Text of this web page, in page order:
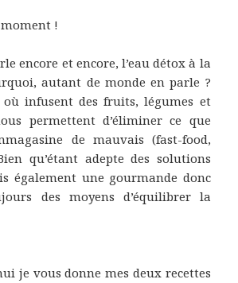
!
encore et encore, l’eau détox à la
autant de monde en parle ?
où infusent des fruits, légumes et
permettent d’éliminer ce que
de mauvais (fast-food,
qu’étant adepte des solutions
également une gourmande donc
des moyens d’équilibrer la
je vous donne mes deux recettes